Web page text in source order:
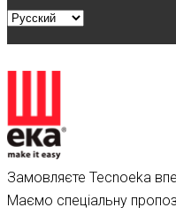
Замовляєте Tecnoeka
Маємо спеціальну